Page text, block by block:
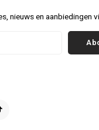
nieuws en aanbiedingen